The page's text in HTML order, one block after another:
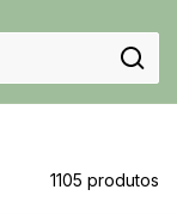
1105 produtos